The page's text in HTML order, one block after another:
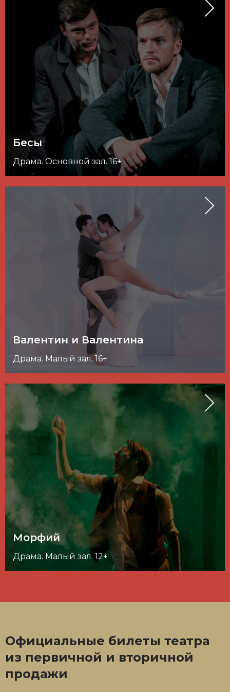
Бесы
Драма. Основной зал. 16+
Валентин и Валентина
Драма. Малый зал. 16+
Морфий
Драма. Малый зал. 12+
Официальные билеты театра
из первичной и вторичной
продажи